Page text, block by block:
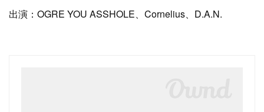
出演：OGRE YOU ASSHOLE、Cornelius、D.A.N.